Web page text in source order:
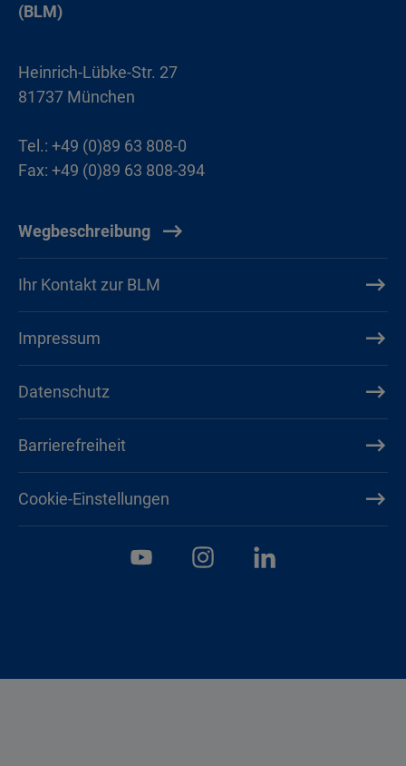
(BLM)
Heinrich-Lübke-Str. 27
81737 München
Tel.: +49 (0)89 63 808-0
Fax: +49 (0)89 63 808-394
Wegbeschreibung
Ihr Kontakt zur BLM
Impressum
Datenschutz
Barrierefreiheit
Cookie-Einstellungen